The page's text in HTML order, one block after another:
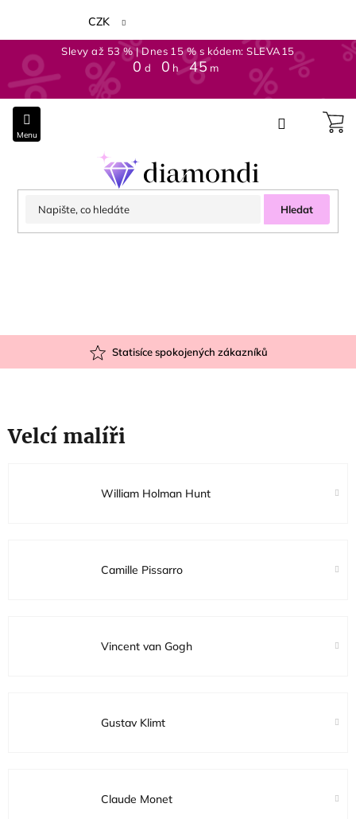
obsah
Slevy až 53 % | Dnes 15 % s kódem: SLEVA15
0 d 0 h :45 m
CZK
Hledat
Statisíce spokojených zákazníků
Velcí malíři
William Holman Hunt
Camille Pissarro
Vincent van Gogh
Gustav Klimt
Claude Monet